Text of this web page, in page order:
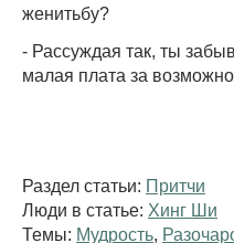
женитьбу?
- Рассуждая так, ты
малая плата за
Раздел статьи: Притчи
Люди в статье: Хинг Ши
Темы: Мудрость